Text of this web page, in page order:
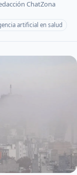
ChatZona
artificial en salud